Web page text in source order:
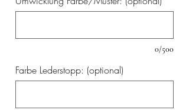
0/500
Farbe Lederstopp: (optional)